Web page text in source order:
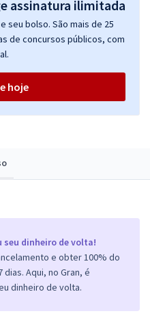
dinheiro de volta!
e obter 100% do
Aqui, no Gran, é
dinheiro de volta.
seu bolso. São mais de 25
de concursos públicos, com
hoje